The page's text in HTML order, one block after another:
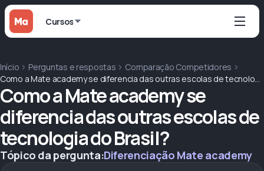
Cursos
Início Perguntas e respostas
Comparação Competidores
Como a Mate academy se diferencia das outras escolas de tecnologia do Brasil?
Como a Mate academy se
diferencia das outras escolas de
tecnologia do Brasil?
Tópico da pergunta:Diferenciação Mate academy